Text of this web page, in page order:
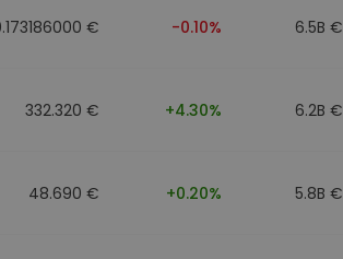
€ -0.10% 6.5B €
332.320 € +4.30% 6.2B €
48.690 € +0.20% 5.8B €